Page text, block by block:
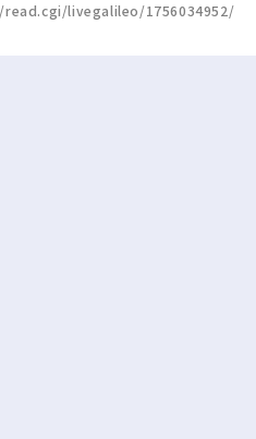
livegalileo/1756034952/